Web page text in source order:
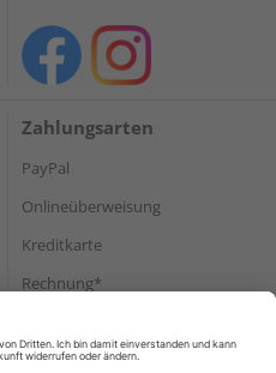
Zahlungsarten
PayPal
Onlineüberweisung
Kreditkarte
Rechnung*
Versand